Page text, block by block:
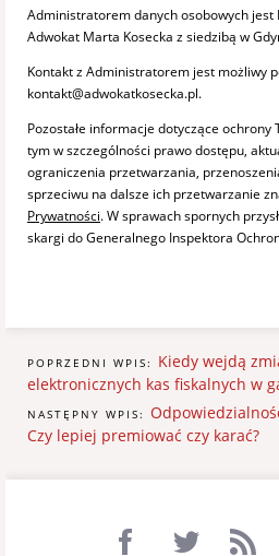
Administratorem danych osobowych jest
Adwokat Marta Kosecka z siedzibą w
Kontakt z Administratorem jest możliwy
kontakt@adwokatkosecka.pl.
Pozostałe informacje dotyczące ochrony
tym w szczególności prawo dostępu,
ograniczenia przetwarzania,
sprzeciwu na dalsze ich przetwarzanie
Prywatności. W sprawach spornych
skargi do Generalnego Inspektora
POPRZEDNI WPIS: Kiedy wejdą
elektronicznych kas fiskalnych w
NASTĘPNY WPIS:
Czy lepiej premiować czy karać?